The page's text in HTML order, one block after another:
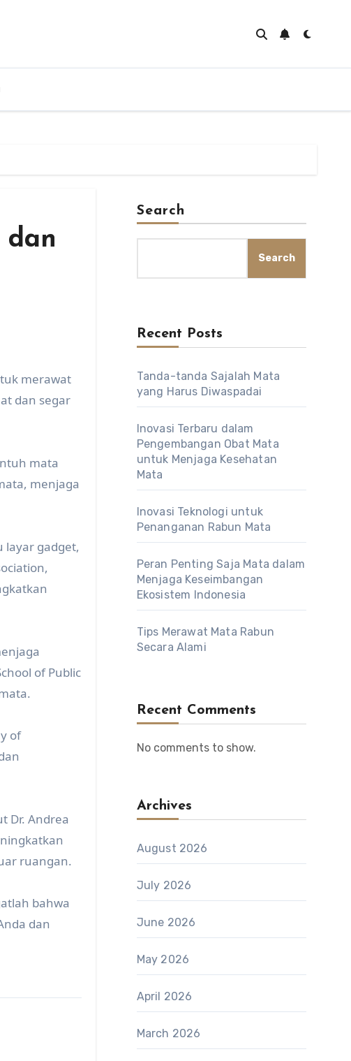
dan
merawat
dan segar
mata
menjaga
layar gadget,
of Public
of
Dr. Andrea
ruangan.
bahwa
dan
Search
Search
Recent Posts
Tanda-tanda Sajalah Mata
yang Harus Diwaspadai
Inovasi Terbaru dalam
Pengembangan Obat Mata
untuk Menjaga Kesehatan
Mata
Inovasi Teknologi untuk
Penanganan Rabun Mata
Peran Penting Saja Mata dalam
Menjaga Keseimbangan
Ekosistem Indonesia
Tips Merawat Mata Rabun
Secara Alami
Recent Comments
No comments to show.
Archives
August 2026
July 2026
June 2026
May 2026
April 2026
March 2026